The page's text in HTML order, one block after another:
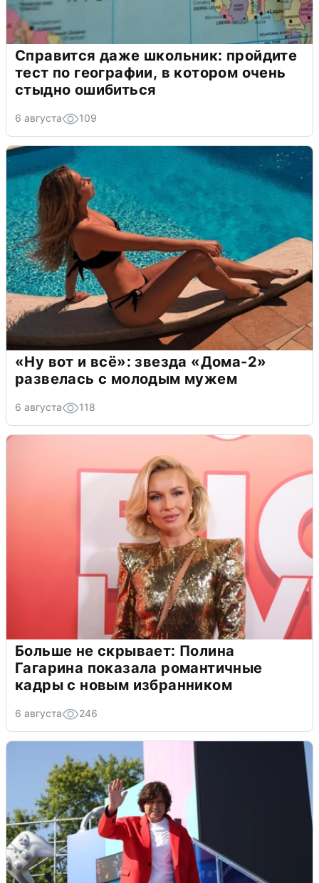
Справится даже школьник: пройдите
тест по географии, в котором очень
стыдно ошибиться
6 августа 109
«Ну вот и всё»: звезда «Дома-2»
развелась с молодым мужем
6 августа 118
Больше не скрывает: Полина
Гагарина показала романтичные
кадры с новым избранником
6 августа 246